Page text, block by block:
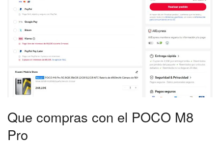
Que compras con el POCO M8
Pro